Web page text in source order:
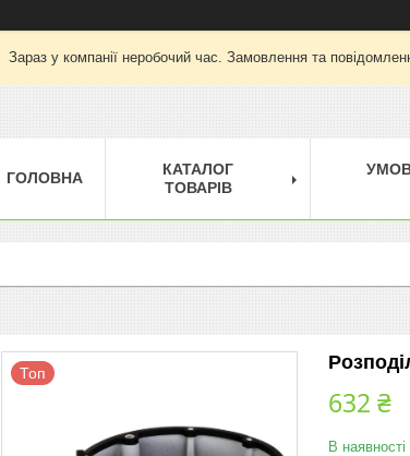
Зараз у компанії неробочий час. Замовлення та
ГОЛОВНА
КАТАЛОГ
ТОВАРІВ
Топ
632 ₴
В наявності